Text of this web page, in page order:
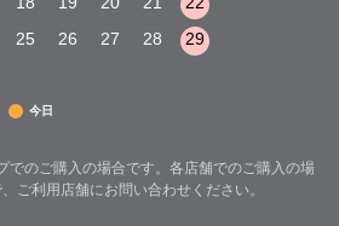
25 26 27 28
29
今日
のご購入の場合です。各店舗でのご購入の場
ご利用店舗にお問い合わせください。